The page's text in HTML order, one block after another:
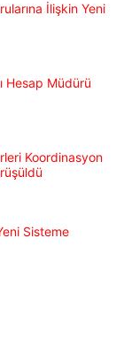
İlişkin Yeni
Hesap Müdürü
Koordinasyon
Sisteme